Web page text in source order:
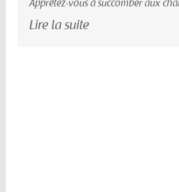
Apprêtez-vous à succomber aux
Lire la suite